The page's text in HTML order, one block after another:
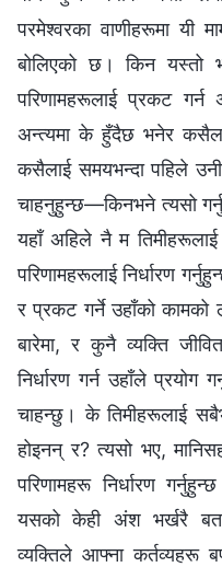
परमेश्‍वरका वाणीहरूमा यी
बोलिएको छ। किन यस्तो
परिणामहरूलाई प्रकट
अन्त्यमा के हुँदैछ भनेर
कसैलाई समयभन्दा पहिले
चाहनुहुन्छ—किनभने त्यसो
यहाँ अहिले नै म
परिणामहरूलाई निर्धारण
र प्रकट गर्ने उहाँको कामको
बारेमा, र कुनै व्यक्ति
निर्धारण गर्न उहाँले प्रयोग
चाहन्छु। के तिमीहरूलाई
होइनन् र? त्यसो भए,
परिणामहरू निर्धारण
यसको केही अंश भर्खरै
व्यक्तिले आफ्ना कर्तव्यहरू